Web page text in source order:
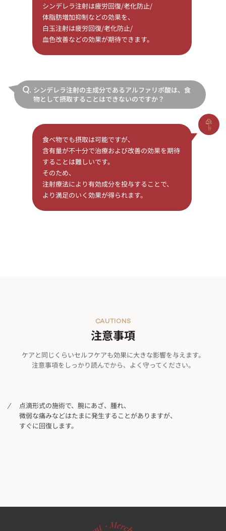
シンデレラ注射は疲労回復/老化防止/
体脂肪増加抑制などの効果を、
白玉注射は疲労回復/老化防止/
血色改善などの効果が期待できます。
Q. シンデレラ注射の主成分であるアルファリポ酸は、食
物として摂取することはできないのですか？
食べ物でも摂取は可能ですが、
含有量が不十分で治療および改善の効果を期待
することは難しいです。
そのため、
注射療法により有効成分を投与することで、
より満足のいく効果が得られます。
注意事項
CAUTIONS
ケアと同じくらいセルフケアも効果に大きな影響を与えます。
注意事項をしっかり読んでから、よく守ってください。
点滴形式の施術で、腕にあざ、腫れ、
微弱な痛みなどはたまに発生することがありますが、
すぐに回復します。